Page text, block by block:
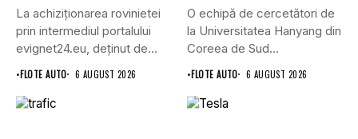
La achiziționarea rovinietei
prin intermediul portalului
evignet24.eu, deținut de
Enternova Kft. din...
•FLOTE AUTO 6 AUGUST 2026
O echipă de cercetători de
la Universitatea Hanyang din
Coreea de Sud...
•FLOTE AUTO 6 AUGUST 2026